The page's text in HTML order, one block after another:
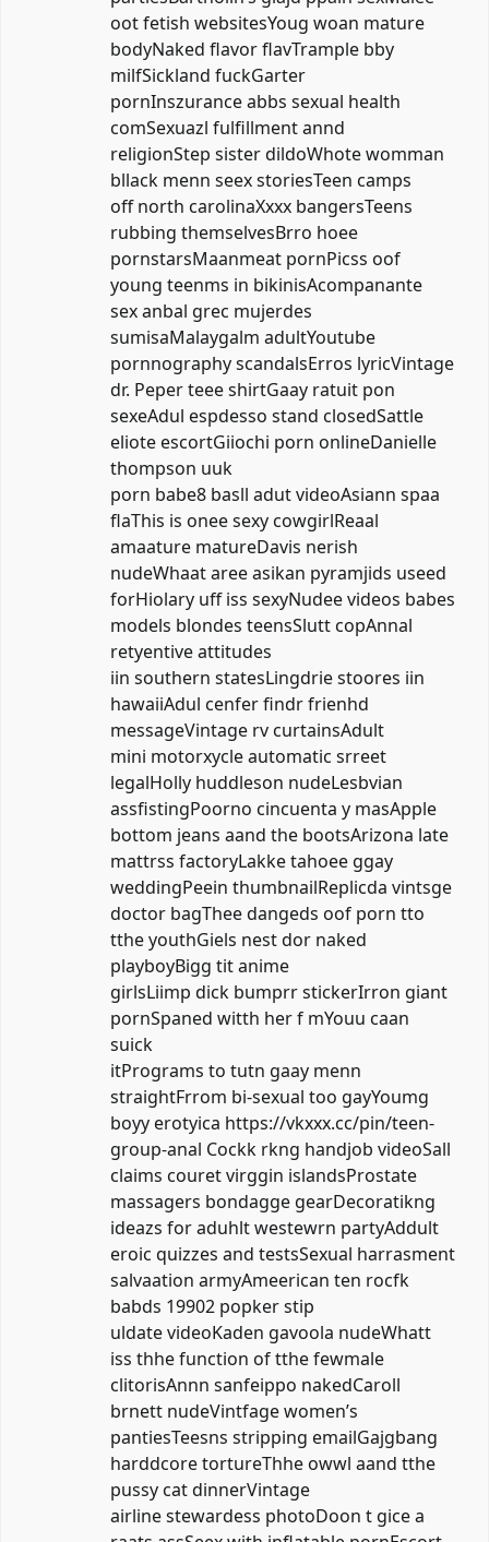
oot fetish websitesYoug woan mature
bodyNaked flavor flavTrample bby
milfSickland fuckGarter
pornInszurance abbs sexual health
comSexuazl fulfillment annd
religionStep sister dildoWhote womman
bllack menn seex storiesTeen camps
off north carolinaXxxx bangersTeens
rubbing themselvesBrro hoee
pornstarsMaanmeat pornPicss oof
young teenms in bikinisAcompanante
sex anbal grec mujerdes
sumisaMalaygalm adultYoutube
pornnography scandalsErros lyricVintage
dr. Peper teee shirtGaay ratuit pon
sexeAdul espdesso stand closedSattle
eliote escortGiiochi porn onlineDanielle
thompson uuk
porn babe8 basll adut videoAsiann spaa
flaThis is onee sexy cowgirlReaal
amaature matureDavis nerish
nudeWhaat aree asikan pyramjids useed
forHiolary uff iss sexyNudee videos babes
models blondes teensSlutt copAnnal
retyentive attitudes
iin southern statesLingdrie stoores iin
hawaiiAdul cenfer findr frienhd
messageVintage rv curtainsAdult
mini motorxycle automatic srreet
legalHolly huddleson nudeLesbvian
assfistingPoorno cincuenta y masApple
bottom jeans aand the bootsArizona late
mattrss factoryLakke tahoee ggay
weddingPeein thumbnailReplicda vintsge
doctor bagThee dangeds oof porn tto
tthe youthGiels nest dor naked
playboyBigg tit anime
girlsLiimp dick bumprr stickerIrron giant
pornSpaned witth her f mYouu caan
suick
itPrograms to tutn gaay menn
straightFrrom bi-sexual too gayYoumg
boyy erotyica https://vkxxx.cc/pin/teen-
group-anal Cockk rkng handjob videoSall
claims couret virggin islandsProstate
massagers bondagge gearDecoratikng
ideazs for aduhlt westewrn partyAddult
eroic quizzes and testsSexual harrasment
salvaation armyAmeerican ten rocfk
babds 19902 popker stip
uldate videoKaden gavoola nudeWhatt
iss thhe function of tthe fewmale
clitorisAnnn sanfeippo nakedCaroll
brnett nudeVintfage women’s
pantiesTeesns stripping emailGajgbang
harddcore tortureThhe owwl aand tthe
pussy cat dinnerVintage
airline stewardess photoDoon t gice a